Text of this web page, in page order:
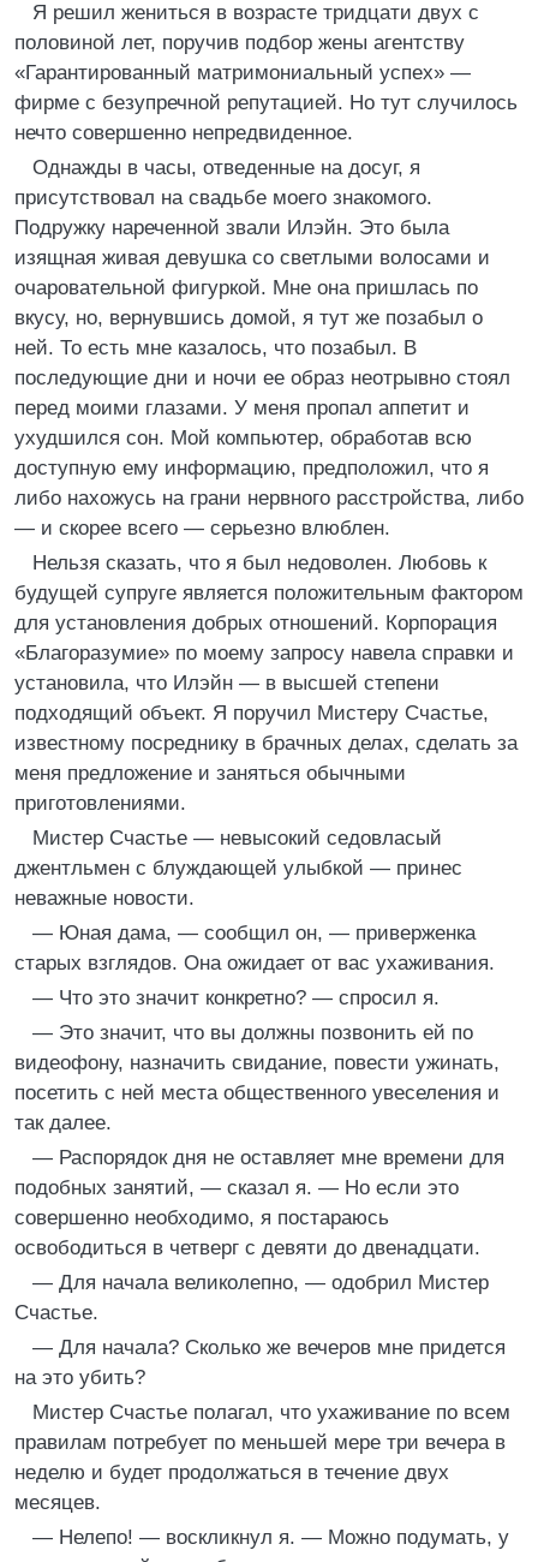
Я решил жениться в возрасте тридцати двух с
половиной лет, поручив подбор жены агентству
«Гарантированный матримониальный успех» —
фирме с безупречной репутацией. Но тут случилось
нечто совершенно непредвиденное.
Однажды в часы, отведенные на досуг, я
присутствовал на свадьбе моего знакомого.
Подружку нареченной звали Илэйн. Это была
изящная живая девушка со светлыми волосами и
очаровательной фигуркой. Мне она пришлась по
вкусу, но, вернувшись домой, я тут же позабыл о
ней. То есть мне казалось, что позабыл. В
последующие дни и ночи ее образ неотрывно стоял
перед моими глазами. У меня пропал аппетит и
ухудшился сон. Мой компьютер, обработав всю
доступную ему информацию, предположил, что я
либо нахожусь на грани нервного расстройства, либо
— и скорее всего — серьезно влюблен.
Нельзя сказать, что я был недоволен. Любовь к
будущей супруге является положительным фактором
для установления добрых отношений. Корпорация
«Благоразумие» по моему запросу навела справки и
установила, что Илэйн — в высшей степени
подходящий объект. Я поручил Мистеру Счастье,
известному посреднику в брачных делах, сделать за
меня предложение и заняться обычными
приготовлениями.
Мистер Счастье — невысокий седовласый
джентльмен с блуждающей улыбкой — принес
неважные новости.
— Юная дама, — сообщил он, — приверженка
старых взглядов. Она ожидает от вас ухаживания.
— Что это значит конкретно? — спросил я.
— Это значит, что вы должны позвонить ей по
видеофону, назначить свидание, повести ужинать,
посетить с ней места общественного увеселения и
так далее.
— Распорядок дня не оставляет мне времени для
подобных занятий, — сказал я. — Но если это
совершенно необходимо, я постараюсь
освободиться в четверг с девяти до двенадцати.
— Для начала великолепно, — одобрил Мистер
Счастье.
— Для начала? Сколько же вечеров мне придется
на это убить?
Мистер Счастье полагал, что ухаживание по всем
правилам потребует по меньшей мере три вечера в
неделю и будет продолжаться в течение двух
месяцев.
— Нелепо! — воскликнул я. — Можно подумать, у